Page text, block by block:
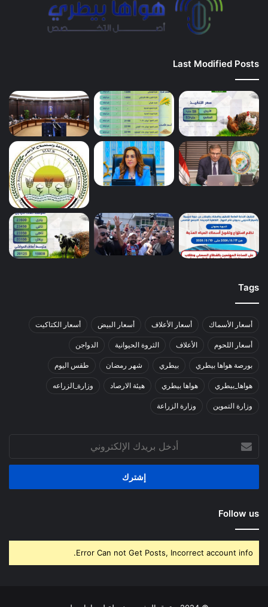
Last Modified Posts
Tags
أسعار الأسماك أسعار الأعلاف أسعار البيض أسعار الكتاكيت
أسعار اللحوم الأعلاف الثروة الحيوانية الدواجن
بورصة هواها بيطري بيطري شهر رمضان طقس اليوم
هواها_بيطري هواها بيطري هيئة الارصاد وزارة_الزراعه
وزارة التموين وزارة الزراعة
بريدك
الإلكتروني
Follow us
Error Can not Get Posts, Incorrect account info.